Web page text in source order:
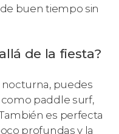
buen tiempo sin
de la fiesta?
nocturna, puedes
paddle surf,
es perfecta
profundas y la